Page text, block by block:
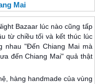
Mai
Bazaar lúc nào cũng tấp
từ chiều tối và kết thúc lúc
nhau "Đến Chiang Mai mà
đến Chiang Mai" quả thật
hàng handmade của vùng